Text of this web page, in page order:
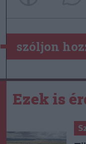
szóljon
Ezek is